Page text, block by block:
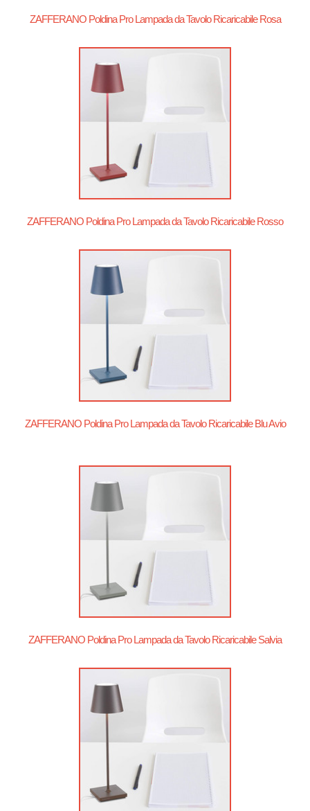
ZAFFERANO Poldina Pro Lampada da Tavolo Ricaricabile Rosa
ZAFFERANO Poldina Pro Lampada da Tavolo Ricaricabile Rosso
ZAFFERANO Poldina Pro Lampada da Tavolo Ricaricabile Blu Avio
ZAFFERANO Poldina Pro Lampada da Tavolo Ricaricabile Salvia